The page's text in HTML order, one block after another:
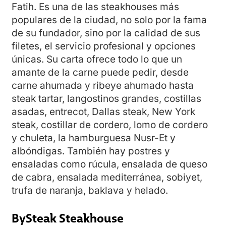
Fatih. Es una de las steakhouses más
populares de la ciudad, no solo por la fama
de su fundador, sino por la calidad de sus
filetes, el servicio profesional y opciones
únicas. Su carta ofrece todo lo que un
amante de la carne puede pedir, desde
carne ahumada y ribeye ahumado hasta
steak tartar, langostinos grandes, costillas
asadas, entrecot, Dallas steak, New York
steak, costillar de cordero, lomo de cordero
y chuleta, la hamburguesa Nusr-Et y
albóndigas. También hay postres y
ensaladas como rúcula, ensalada de queso
de cabra, ensalada mediterránea, sobiyet,
trufa de naranja, baklava y helado.
BySteak Steakhouse